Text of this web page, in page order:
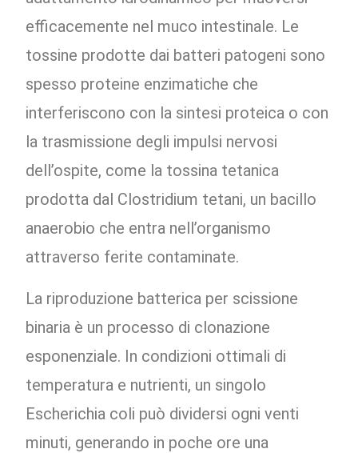
efficacemente nel muco intestinale. Le
tossine prodotte dai batteri patogeni sono
spesso proteine enzimatiche che
interferiscono con la sintesi proteica o con
la trasmissione degli impulsi nervosi
dell’ospite, come la tossina tetanica
prodotta dal Clostridium tetani, un bacillo
anaerobio che entra nell’organismo
attraverso ferite contaminate.
La riproduzione batterica per scissione
binaria è un processo di clonazione
esponenziale. In condizioni ottimali di
temperatura e nutrienti, un singolo
Escherichia coli può dividersi ogni venti
minuti, generando in poche ore una